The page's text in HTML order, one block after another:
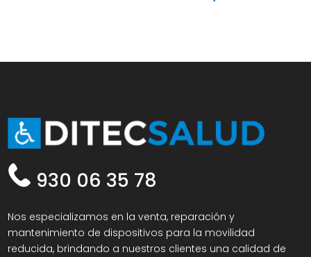
930 06 35 78
Nos especializamos en la venta, reparación y
mantenimiento de dispositivos para la movilidad
reducida, brindando a nuestros clientes una calidad de